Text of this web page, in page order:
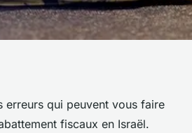
vos
erreurs qui peuvent vous faire
fiscaux en Israël.